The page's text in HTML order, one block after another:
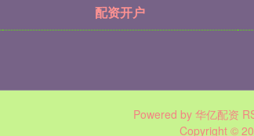
配资开户
Powered by 华亿配资
Copyright ©